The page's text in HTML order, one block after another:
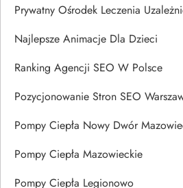
Prywatny Ośrodek Leczenia
Najlepsze Animacje Dla Dzieci
Ranking Agencji SEO W Polsce
Pozycjonowanie Stron SEO
Pompy Ciepła Nowy Dwór
Pompy Ciepła Mazowieckie
Pompy Ciepła Legionowo